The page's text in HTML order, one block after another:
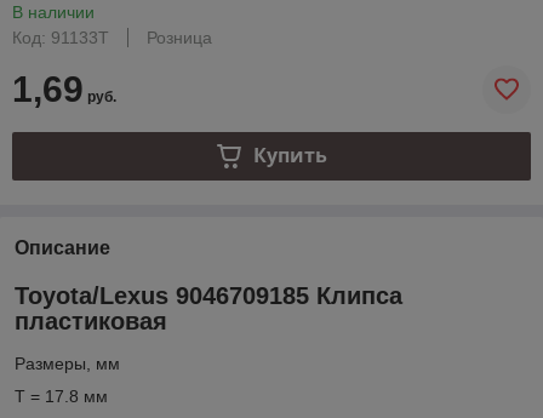
В наличии
Код: 91133T
Розница
1,69 руб.
Купить
Описание
Toyota/Lexus 9046709185 Клипса
пластиковая
Размеры, мм
T = 17.8 мм